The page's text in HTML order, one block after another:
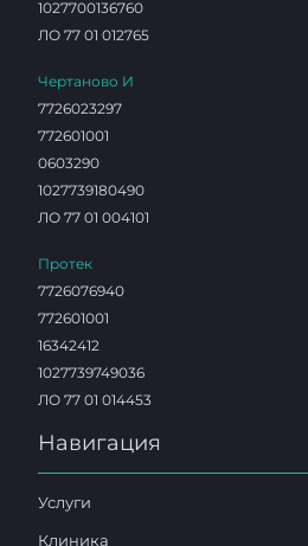
1027700136760
ЛО 77 01 012765
Чертаново И
7726023297
772601001
0603290
1027739180490
ЛО 77 01 004101
Протек
7726076940
772601001
16342412
1027739749036
ЛО 77 01 014453
Навигация
Услуги
Клиника